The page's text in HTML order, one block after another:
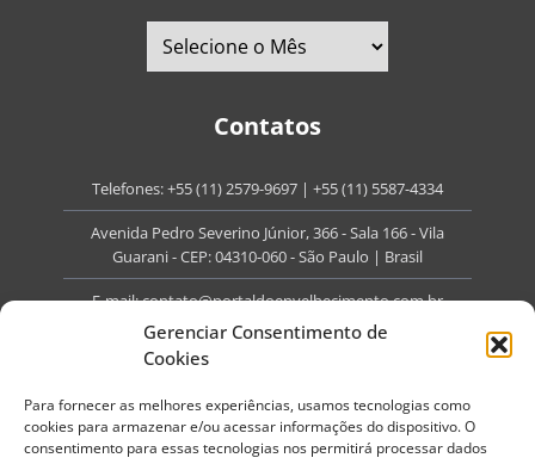
Gerenciar Consentimento de
Cookies
Para fornecer as melhores experiências, usamos tecnologias como
cookies para armazenar e/ou acessar informações do dispositivo. O
consentimento para essas tecnologias nos permitirá processar dados
Contatos
Telefones:+55 (11) 2579-9697 | +55 (11) 5587-4334
Avenida Pedro Severino Júnior, 366 - Sala 166 - Vila
Guarani - CEP: 04310-060 - São Paulo | Brasil
E-mail:contato@portaldoenvelhecimento.com.br
Website:portaldoenvelhecimento.com.br